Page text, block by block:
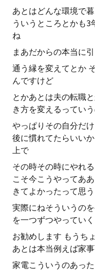
あとはどんな環境で
ういうところとかも3
ね
まあだからの本当に
通う縁を変えてとか
んですけど
とかあとは夫の転職
き方を変えるってい
やっぱりその自分だ
後に慣れてたらいい
上で
その時その時にやれ
こそ今こうやってあ
きてよかったって思
実際にねそういうの
を一つずつやってい
お勧めします もうち
あとは本当例えば家
家電こういうのあっ